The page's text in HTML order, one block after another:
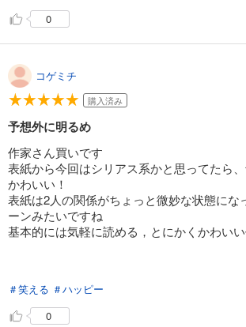
0
コゲミチ
購入済み
予想外に明るめ
作家さん買いです
表紙から今回はシリアス系かと思ってたら
かわいい！
表紙は2人の関係がちょっと微妙な状態にな
ーンみたいですね
基本的には気軽に読める，とにかくかわいい
＃笑える ＃ハッピー
0